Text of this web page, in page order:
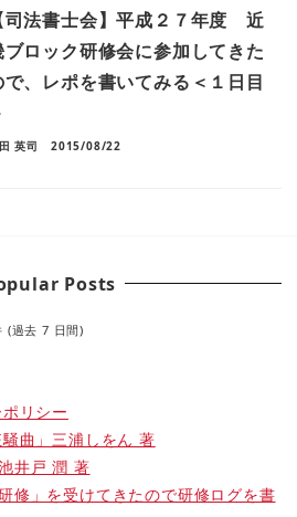
司法書士会】平成２７年度 近
ブロック研修会に参加してきた
で、レポを書いてみる＜１日目
英司 2015/08/22
Posts
(過去 7 日間)
リシー
曲」三浦しをん 著
井戸 潤 著
修」を受けてきたので研修ログを書